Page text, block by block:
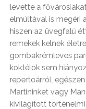
levette a
elmúltával is megéri
hiszen az üvegfalú
remekek kelnek
gombakrémleves
koktélok sem
repertoárról,
Martininket vagy
kivilágított